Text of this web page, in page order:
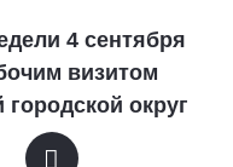
4 сентября
визитом
округ